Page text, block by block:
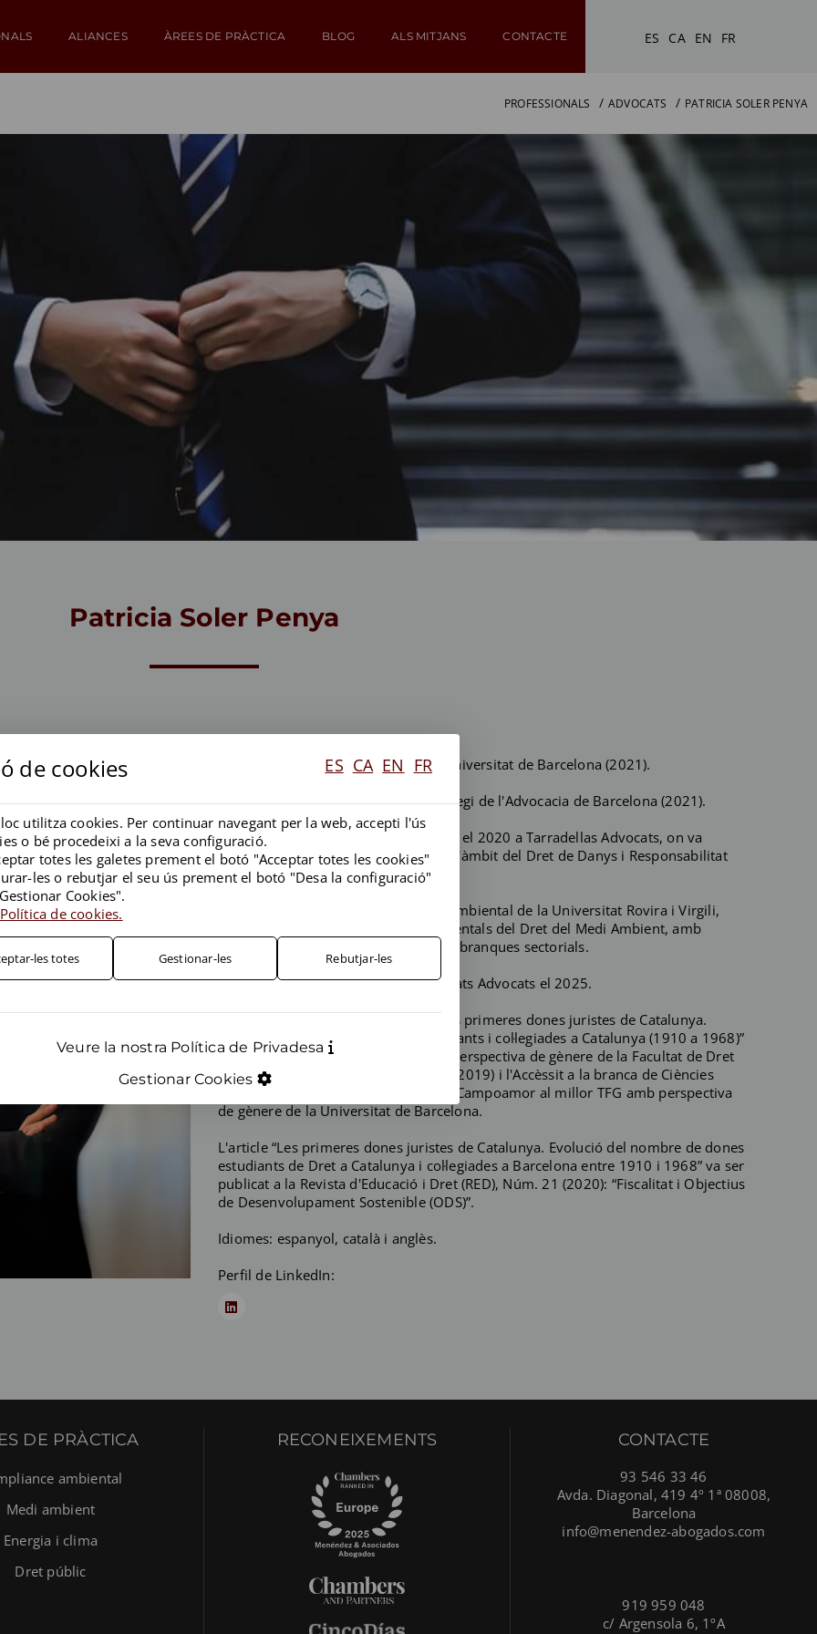
ALIANCES ÀREES DE PRÀCTICA BLOG ALS MITJANS CONTACTE ES CA EN FR
PROFESSIONALS ADVOCATS PATRICIA SOLER PENYA
Patricia Soler Penya
Màster d'Accés a l'Advocacia per la Universitat de Barcelona (2021).
Advocada en exercici de l'Il·lustre Col·legi de l'Advocacia de Barcelona (2021).
Va iniciar la seva carrera professional el 2020 a Tarradellas Advocats, on va
acumular cinc anys d'experiència en l'àmbit del Dret de Danys i Responsabilitat
Civil.
Actualment cursa el Màster en Dret Ambiental de la Universitat Rovira i Virgili,
aprofundint en coneixements fonamentals del Dret del Medi Ambient, amb
consideració particular a les diverses branques sectorials.
S'ha incorporat a Menéndez & Associats Advocats el 2025.
El seu Treball Final de Grau (TFG) “Les primeres dones juristes de Catalunya.
Evolució del nombre de dones estudiants i col·legiades a Catalunya (1910 a 1968)”
va rebre el Premi al millor TFG amb perspectiva de gènere de la Facultat de Dret
de la Universitat de Barcelona (2018-2019) i l'Accèssit a la branca de Ciències
Socials i Jurídiques en el Premi Clara Campoamor al millor TFG amb perspectiva
de gènere de la Universitat de Barcelona.
L'article “Les primeres dones juristes de Catalunya. Evolució del nombre de dones
estudiants de Dret a Catalunya i col·legiades a Barcelona entre 1910 i 1968” va ser
publicat a la Revista d'Educació i Dret (RED), Núm. 21 (2020): “Fiscalitat i Objectius
de Desenvolupament Sostenible (ODS)”.
Idiomes: espanyol, català i anglès.
Perfil de LinkedIn:
de cookies ES CA EN FR
utilitza cookies. Per continuar navegant per la web, accepti l'ús
o bé procedeixi a la seva configuració.
totes les galetes prement el botó "Acceptar totes les cookies"
les o rebutjar el seu ús prement el botó "Desa la configuració"
Cookies".
de cookies.
les totes Gestionar-les Rebutjar-les
Veure la nostra Política de Privadesa
Gestionar Cookies
DE PRÀCTICA
ambiental
Medi ambient
Energia i clima
Dret públic
RECONEIXEMENTS CONTACTE
93 546 33 46
Avda. Diagonal, 419 4º 1ª 08008,
Barcelona
info@menendez-abogados.com
919 959 048
c/ Argensola 6, 1ºA